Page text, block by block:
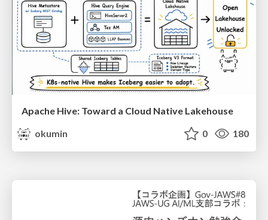
Apache Hive: Toward a Cloud Native Lakehouse
okumin
0 180